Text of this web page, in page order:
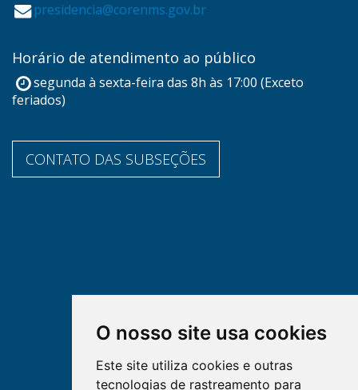
O nosso site usa cookies
Este site utiliza cookies e outras
tecnologias de rastreamento para
presidencia@corenms.gov.br
Horário de atendimento ao público
segunda à sexta-feira das 8h às 17:00 (Exceto
feriados)
CONTATO DAS SUBSEÇÕES